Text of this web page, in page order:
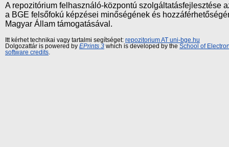
A repozitórium felhasználó-központú szolgáltatásfejlesztése
a BGE felsőfokú képzései minőségének és
Magyar Állam támogatásával.
Itt kérhet technikai vagy tartalmi segítséget: repozitorium AT uni-bge.hu
Dolgozattár is powered by EPrints 3 which is developed by the School of
software credits